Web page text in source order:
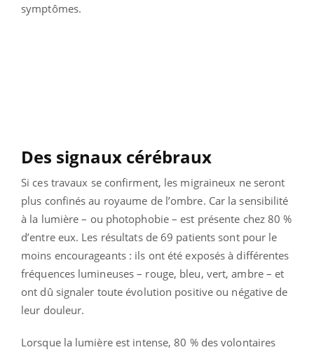
symptômes.
Des signaux cérébraux
Si ces travaux se confirment, les migraineux ne seront
plus confinés au royaume de l’ombre. Car la sensibilité
à la lumière – ou photophobie – est présente chez 80 %
d’entre eux. Les résultats de 69 patients sont pour le
moins encourageants : ils ont été exposés à différentes
fréquences lumineuses – rouge, bleu, vert, ambre – et
ont dû signaler toute évolution positive ou négative de
leur douleur.
Lorsque la lumière est intense, 80 % des volontaires